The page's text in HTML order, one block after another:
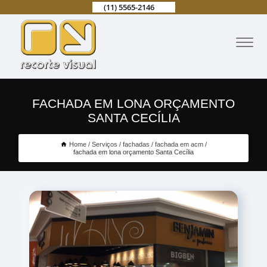
(11) 5565-2146
FACHADA EM LONA ORÇAMENTO
SANTA CECÍLIA
Home Serviços fachadas
fachada em acm
fachada em lona orçamento Santa Cecília